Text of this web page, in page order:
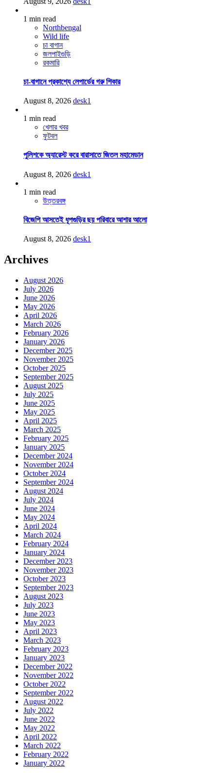
1 min read
Northbengal
Wild life
চা বাগান
জলপাইগুড়ি
রকমারি
চা-বাগানে প্রকাশ্যে লেপার্ডের গরু শিকার
August 8, 2026 desk1
1 min read
খেলার খবর
ফুটবল
পুলিশকে অ্যারেস্ট করে বারাসাতে জিতল মহামেডান
August 8, 2026 desk1
1 min read
উত্তরবঙ্গ
বিজেপি আসতেই ধূপগুড়ির ছয় পরিবারে আশার আলো
August 8, 2026 desk1
Archives
August 2026
July 2026
June 2026
May 2026
April 2026
March 2026
February 2026
January 2026
December 2025
November 2025
October 2025
September 2025
August 2025
July 2025
June 2025
May 2025
April 2025
March 2025
February 2025
January 2025
December 2024
November 2024
October 2024
September 2024
August 2024
July 2024
June 2024
May 2024
April 2024
March 2024
February 2024
January 2024
December 2023
November 2023
October 2023
September 2023
August 2023
July 2023
June 2023
May 2023
April 2023
March 2023
February 2023
January 2023
December 2022
November 2022
October 2022
September 2022
August 2022
July 2022
June 2022
May 2022
April 2022
March 2022
February 2022
January 2022